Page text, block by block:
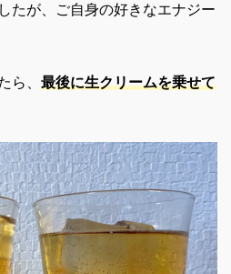
たが、ご自身の好きなエナジー
ら、 最後に生クリームを乗せて